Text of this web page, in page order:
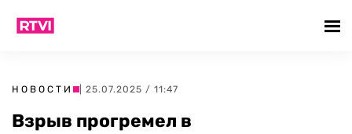
НОВОСТИ | 25.07.2025 / 11:47
Взрыв прогремел в